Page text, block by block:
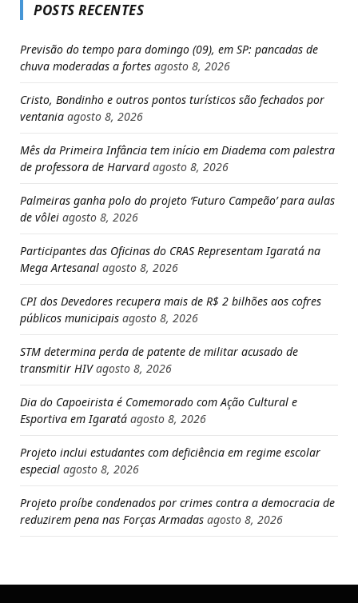
POSTS RECENTES
Previsão do tempo para domingo (09), em SP: pancadas de
chuva moderadas a fortes agosto 8, 2026
Cristo, Bondinho e outros pontos turísticos são fechados por
ventania agosto 8, 2026
Mês da Primeira Infância tem início em Diadema com palestra
de professora de Harvard agosto 8, 2026
Palmeiras ganha polo do projeto ‘Futuro Campeão’ para aulas
de vôlei agosto 8, 2026
Participantes das Oficinas do CRAS Representam Igaratá na
Mega Artesanal agosto 8, 2026
CPI dos Devedores recupera mais de R$ 2 bilhões aos cofres
públicos municipais agosto 8, 2026
STM determina perda de patente de militar acusado de
transmitir HIV agosto 8, 2026
Dia do Capoeirista é Comemorado com Ação Cultural e
Esportiva em Igaratá agosto 8, 2026
Projeto inclui estudantes com deficiência em regime escolar
especial agosto 8, 2026
Projeto proíbe condenados por crimes contra a democracia de
reduzirem pena nas Forças Armadas agosto 8, 2026